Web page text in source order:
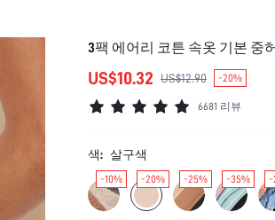
3팩 에어리 코튼 속옷 기본 중
US$10.32 US$12.90 -20%
6681 리뷰
색: 살구색
-10% -20% -25% -35% -